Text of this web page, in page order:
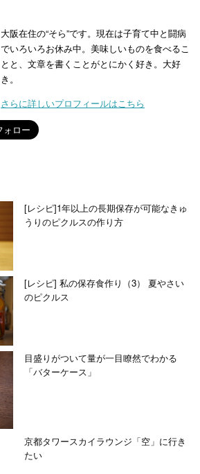
大阪在住の“そら”です。現在は子育て中と闘病
でいろいろお休み中。美味しいものを食べるこ
とと、文章を書くことがとにかく好き。大好
き。
さらに詳しいプロフィールはこちら
[レシピ]1年以上の長期保存が可能なきゅ
うりのピクルスの作り方
[レシピ] 私の保存食作り（3） 夏やさい
のピクルス
目盛りがついて量が一目瞭然でわかる
「バターケース」
京都タワースカイラウンジ「空」に行き
たい